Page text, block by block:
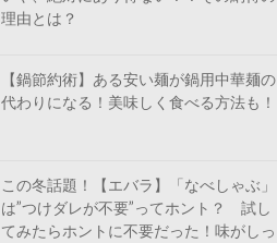
理由とは？
【鍋節約術】ある安い麺が鍋用中華麺の
代わりになる！美味しく食べる方法も！
この冬話題！【エバラ】「なべしゃぶ」
は”つけダレが不要”ってホント？ 試し
てみたらホントに不要だった！味がしっ